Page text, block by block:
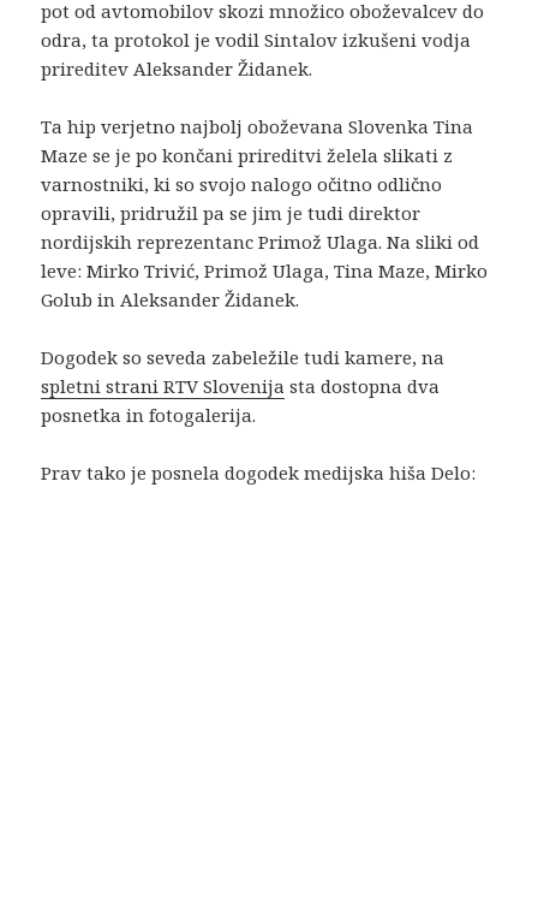
pot od avtomobilov skozi množico oboževalcev do
odra, ta protokol je vodil Sintalov izkušeni vodja
prireditev Aleksander Židanek.
Ta hip verjetno najbolj oboževana Slovenka Tina
Maze se je po končani prireditvi želela slikati z
varnostniki, ki so svojo nalogo očitno odlično
opravili, pridružil pa se jim je tudi direktor
nordijskih reprezentanc Primož Ulaga. Na sliki od
leve: Mirko Trivić, Primož Ulaga, Tina Maze, Mirko
Golub in Aleksander Židanek.
Dogodek so seveda zabeležile tudi kamere, na
spletni strani RTV Slovenija sta dostopna dva
posnetka in fotogalerija.
Prav tako je posnela dogodek medijska hiša Delo: